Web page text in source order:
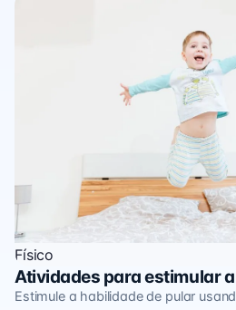
Físico
Atividades para estimular
Estimule a habilidade de pular